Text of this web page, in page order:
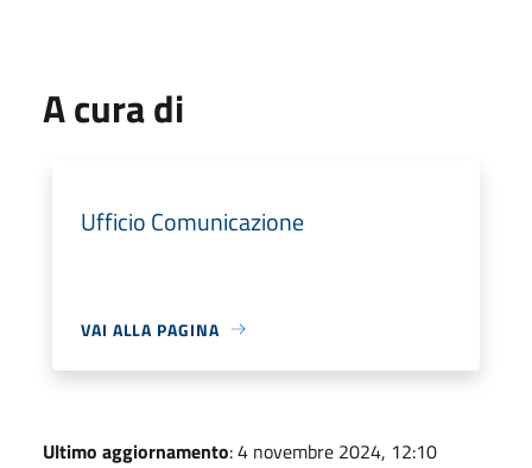
A cura di
Ufficio Comunicazione
VAI ALLA PAGINA
Ultimo aggiornamento: 4 novembre 2024, 12:10